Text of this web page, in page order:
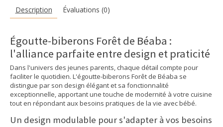
Description Évaluations (0)
Égoutte-biberons Forêt de Béaba :
l'alliance parfaite entre design et praticité
Dans l'univers des jeunes parents, chaque détail compte pour
faciliter le quotidien. L'égoutte-biberons Forêt de Béaba se
distingue par son design élégant et sa fonctionnalité
exceptionnelle, apportant une touche de modernité à votre cuisine
tout en répondant aux besoins pratiques de la vie avec bébé.
Un design modulable pour s'adapter à vos besoins